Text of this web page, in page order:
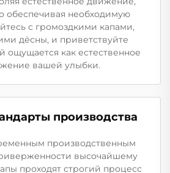
обеспечивая необходимую
с громоздкими капами,
дёсны, и приветствуйте
ощущается как естественное
вашей улыбки.
производства
производственным
высочайшему
проходят строгий процесс